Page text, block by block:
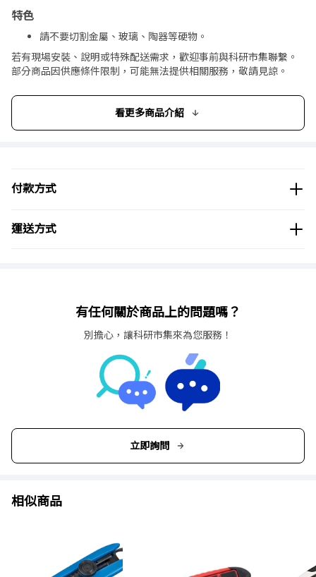
特色
請不要切割金屬、玻璃、陶器等硬物。
請注意刀片的操作。
1片裝。
內容
舊EA589DA-11、舊DA-12、DA-13、DA-14用替換刀刃
刀刃材質:氧化鋯陶瓷
重量:2g
總重量:9g
若有現場安裝、說明或特殊配送需求，歡迎事前與科研市集聯繫。
部分商品因供應條件限制，可能無法提供相關服務，敬請見諒。
看更多商品介紹
付款方式
運送方式
有任何關於商品上的問題嗎？
別擔心，讓科研市集來為您服務！
立即詢問
相似商品